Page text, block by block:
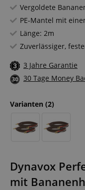
Vergoldete
PE-Mantel mit
Länge: 2m
Zuverlässiger,
3 Jahre Garantie
30 Tage Money
Varianten (2)
Dynavox
mit